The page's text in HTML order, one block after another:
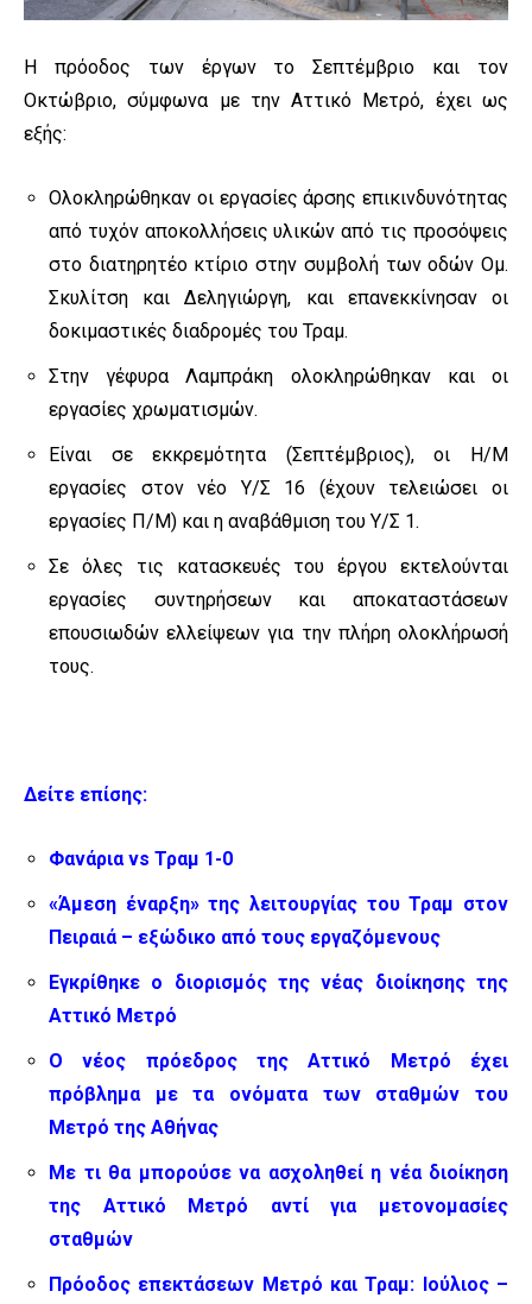
Η πρόοδος των έργων το Σεπτέμβριο και τον
Οκτώβριο, σύμφωνα με την Αττικό Μετρό, έχει ως
εξής:
Ολοκληρώθηκαν οι εργασίες άρσης επικινδυνότητας
από τυχόν αποκολλήσεις υλικών από τις προσόψεις
στο διατηρητέο κτίριο στην συμβολή των οδών Ομ.
Σκυλίτση και Δεληγιώργη, και επανεκκίνησαν οι
δοκιμαστικές διαδρομές του Τραμ.
Στην γέφυρα Λαμπράκη ολοκληρώθηκαν και οι
εργασίες χρωματισμών.
Είναι σε εκκρεμότητα (Σεπτέμβριος), οι Η/Μ
εργασίες στον νέο Υ/Σ 16 (έχουν τελειώσει οι
εργασίες Π/Μ) και η αναβάθμιση του Υ/Σ 1.
Σε όλες τις κατασκευές του έργου εκτελούνται
εργασίες συντηρήσεων και αποκαταστάσεων
επουσιωδών ελλείψεων για την πλήρη ολοκλήρωσή
τους.
Δείτε επίσης:
Φανάρια vs Τραμ 1-0
«Άμεση έναρξη» της λειτουργίας του Τραμ στον
Πειραιά – εξώδικο από τους εργαζόμενους
Εγκρίθηκε ο διορισμός της νέας διοίκησης της
Αττικό Μετρό
Ο νέος πρόεδρος της Αττικό Μετρό έχει
πρόβλημα με τα ονόματα των σταθμών του
Μετρό της Αθήνας
Με τι θα μπορούσε να ασχοληθεί η νέα διοίκηση
της Αττικό Μετρό αντί για μετονομασίες
σταθμών
Πρόοδος επεκτάσεων Μετρό και Τραμ: Ιούλιος –